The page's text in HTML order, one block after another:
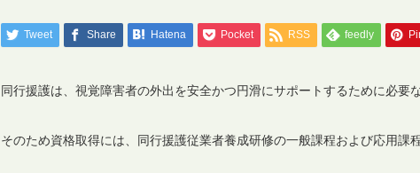
Tweet Share Hatena Pocket RSS feedly
同行援護は、視覚障害者の外出を安全かつ円滑にサポートするために必要
そのため資格取得には、同行援護従業者養成研修の一般課程および応用課